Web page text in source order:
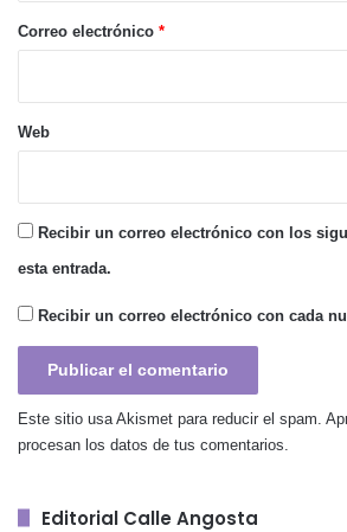
*
Correo electrónico *
Web
Recibir un correo electrónico con los
esta entrada.
Recibir un correo electrónico con cada
Este sitio usa Akismet para reducir el spam.
procesan los datos de tus comentarios.
Editorial Calle Angosta